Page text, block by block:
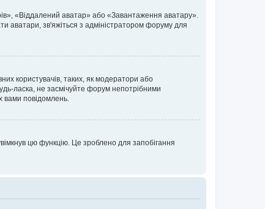
«Віддалений аватар» або «Завантаження аватару».
аватари, зв'яжіться з адміністратором форуму для
користувачів, таких, як модератори або
ласка, не засмічуйте форум непотрібними
вами повідомлень.
цю функцію. Це зроблено для запобігання